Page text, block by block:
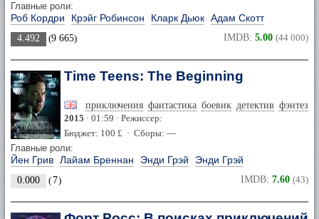
Главные роли:
Роб Кордри Крэйг Робинсон Кларк Дьюк Адам Скотт
4.492 (9 665) IMDB: 5.00 (44 000)
Time Teens: The Beginning
приключения фантастика боевик детектив фэнтези
2015 · 01:59 · Режиссер:
Бюджет: 100 £ · Сборы: —
Главные роли:
Йен Грив Лайам Бреннан Энди Грэй Энди Грэй
0.000 ( 7) IMDB: 7.60 (43)